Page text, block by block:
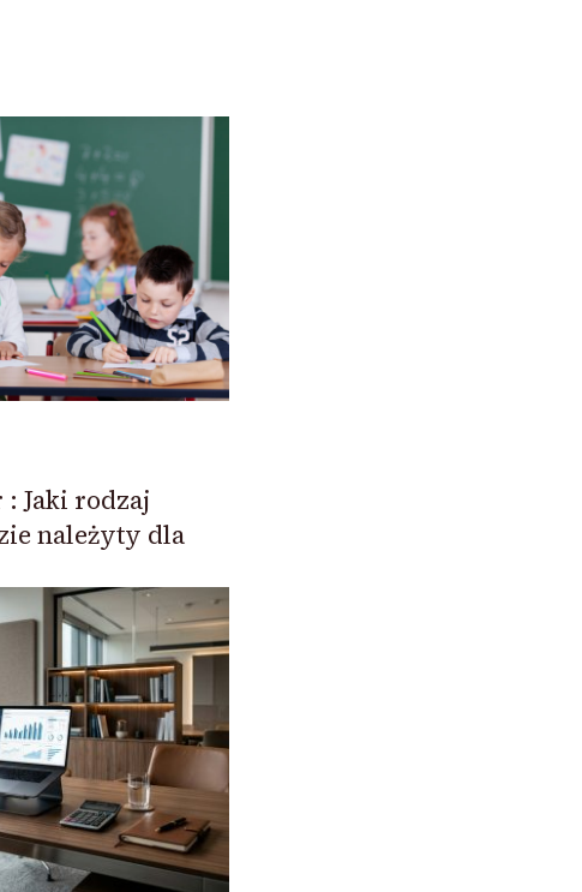
Jaki rodzaj
należyty dla